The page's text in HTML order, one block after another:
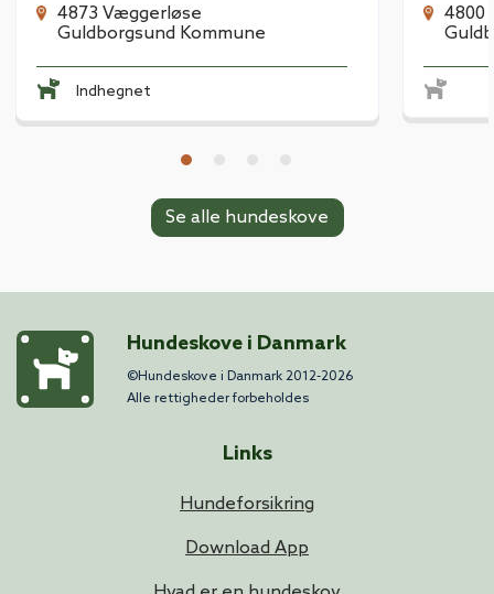
4873 Væggerløse
Guldborgsund Kommune
Indhegnet
4800
Se alle hundeskove
Hundeskove i Danmark
©Hundeskove i Danmark 2012-2026
Alle rettigheder forbeholdes
Links
Hundeforsikring
Download App